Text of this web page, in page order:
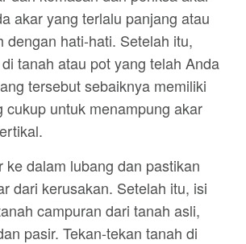
akar yang terlalu panjang atau
dengan hati-hati. Setelah itu,
tanah atau pot yang telah Anda
tersebut sebaiknya memiliki
cukup untuk menampung akar
ke dalam lubang dan pastikan
dari kerusakan. Setelah itu, isi
campuran dari tanah asli,
pasir. Tekan-tekan tanah di